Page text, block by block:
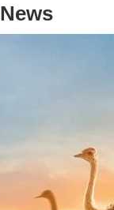
News